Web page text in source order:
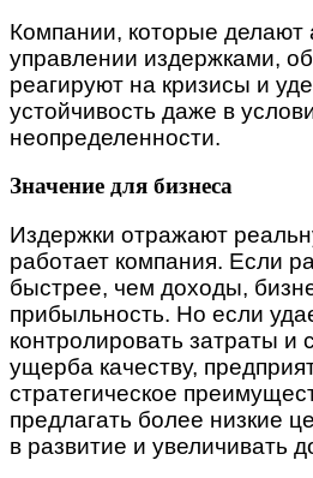
Компании, которые делают
управлении издержками,
реагируют на кризисы и
устойчивость даже в
неопределенности.
Значение для бизнеса
Издержки отражают
работает компания. Если
быстрее, чем доходы,
прибыльность. Но если
контролировать затраты и
ущерба качеству,
стратегическое
предлагать более низкие
в развитие и увеличивать